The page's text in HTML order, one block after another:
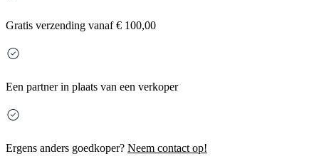
Gratis verzending vanaf € 100,00
Een partner in plaats van een verkoper
Ergens anders goedkoper? Neem contact op!